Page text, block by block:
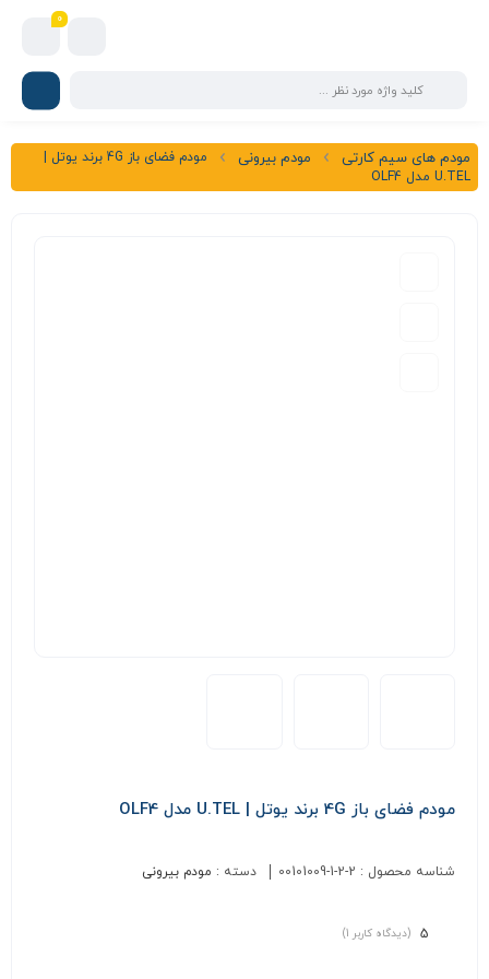
0
مودم های سیم کارتی مودم بیرونی
مودم فضای باز 4G برند یوتل |
U.TEL مدل OLF4
مودم فضای باز 4G برند یوتل | U.TEL مدل OLF4
شناسه محصول : 00101009-1-2-2 دسته : مودم بیرونی
5 (دیدگاه کاربر 1
)